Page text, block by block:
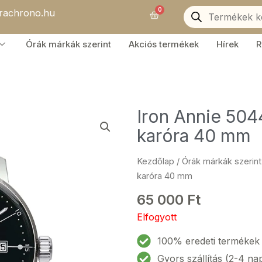
0Kosár
Products
search
Órák márkák szerint Akciós termékek Hírek
Iron Annie
karóra 40 mm
Kezdőlap / Órák márkák szerint
karóra 40 mm
65 000 Ft
Elfogyott
100% eredeti termékek
Gyors szállítás (2-4